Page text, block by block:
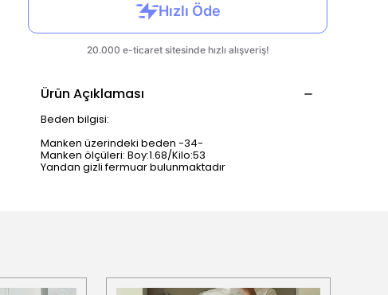
Ürün Açıklaması
Beden bilgisi:
Manken üzerindeki beden -34-
Manken ölçüleri: Boy:1.68/Kilo:53
Yandan gizli fermuar bulunmaktadır